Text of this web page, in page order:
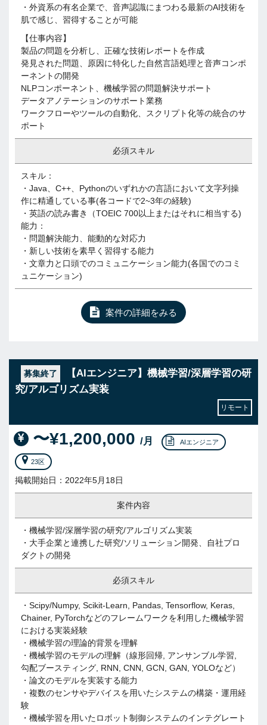
・外資系の有名企業で、音声認識にまつわる最新のAI技術を
肌で感じ、習得することが可能
【仕事内容】
製品の問題を分析し、正確な技術レポートを作成
発見された問題、原因に特化した自然言語処理と音声コンポ
ーネントの開発
NLPコンポーネント、機械学習の問題解決サポート
データアノテーションのサポート業務
ワークフローやツールの自動化、スクリプト化等の統合のサ
ポート
必須スキル
スキル：
・Java、C++、Pythonのいずれかの言語において文字列操
作に精通している事(各コードで2~3年の経験)
・英語の読み書き（TOEIC 700以上またはそれに相当する)
能力：
・問題解決能力、能動的な対応力
・新しい技術を素早く習得する能力
・文章力と口頭でのコミュニケーション能力(各国でのコミ
ュニケーション)
案件の詳細をみる
募集終了
【AIエンジニア】機械学習/深層学習の研
究/アルゴリズム実装
リモート
〜¥1,200,000 /月 AIエンジニア
23区
掲載開始日：2022年5月18日
案件内容
・機械学習/深層学習の研究/アルゴリズム実装
・大手企業と連携した研究/ソリューション開発、自社プロ
ダクトの開発
必須スキル
・Scipy/Numpy, Scikit-Learn, Pandas, Tensorflow, Keras,
Chainer, PyTorchなどのフレームワークを利用した機械学習
における実装経験
・機械学習の理論的背景を理解
・機械学習のモデルの理解（線形回帰, アンサンブル学習,
勾配ブースティング, RNN, CNN, GCN, GAN, YOLOなど）
・論文のモデルを実装する能力
・複数のセンサやデバイスを用いたシステムの構築・運用経
験
・機械学習を用いたロボット制御システムのインテグレート